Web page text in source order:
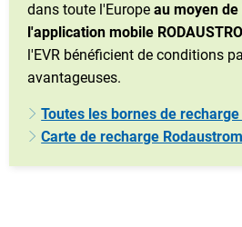
dans toute l'Europe au moyen
l'application mobile
l'EVR bénéficient de conditions
avantageuses.
Toutes les bornes de
Carte de recharge Rodaustrom